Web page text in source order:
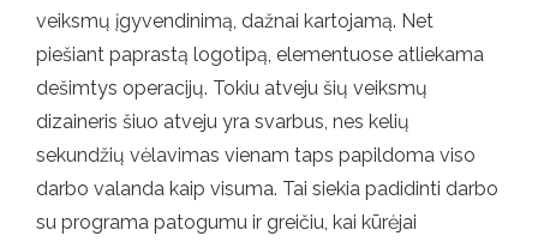
veiksmų įgyvendinimą, dažnai kartojamą. Net
piešiant paprastą logotipą, elementuose atliekama
dešimtys operacijų. Tokiu atveju šių veiksmų
dizaineris šiuo atveju yra svarbus, nes kelių
sekundžių vėlavimas vienam taps papildoma viso
darbo valanda kaip visuma. Tai siekia padidinti darbo
su programa patogumu ir greičiu, kai kūrėjai